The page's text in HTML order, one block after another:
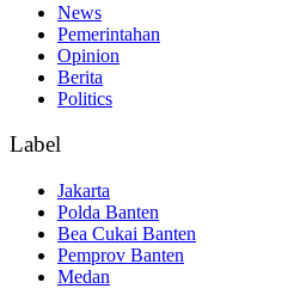
News
Pemerintahan
Opinion
Berita
Politics
Label
Jakarta
Polda Banten
Bea Cukai Banten
Pemprov Banten
Medan